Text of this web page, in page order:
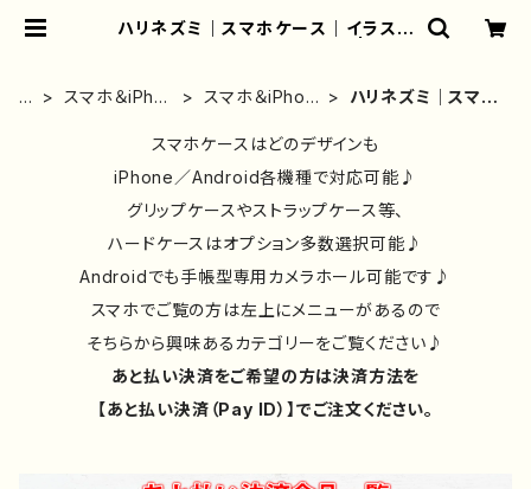
ハリネズミ｜スマホケース｜イラスト
しゃれ/イラストレーター/グッズ/人
気/後払い/通販｜雑貨屋アリうさ
ホ
スマホ＆iPho
ラストレータ
ー/絵師作品別
スマホ＆iPhon
柄/動物｜イラ
スト｜かわいい
ハリネズミ｜スマホ
グッズ｜かわいい
｜手帳型
スマホケースはどのデザインも
iPhone／Android各機種で対応可能♪
グリップケースやストラップケース等、
ハードケースはオプション多数選択可能♪
Androidでも手帳型専用カメラホール可能です♪
スマホでご覧の方は左上にメニューがあるので
そちらから興味あるカテゴリーをご覧ください♪
あと払い決済をご希望の方は決済方法を
【あと払い決済（Pay ID）】でご注文ください。